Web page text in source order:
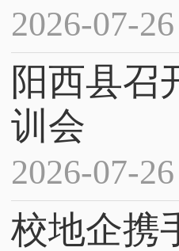
2026-07-26
阳西县召
训会
2026-07-26
校地企携